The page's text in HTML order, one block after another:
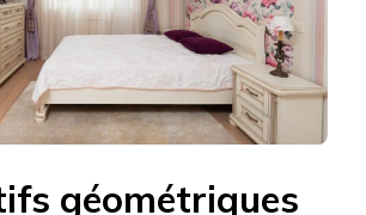
géométriques